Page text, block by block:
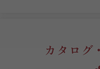
カタログ